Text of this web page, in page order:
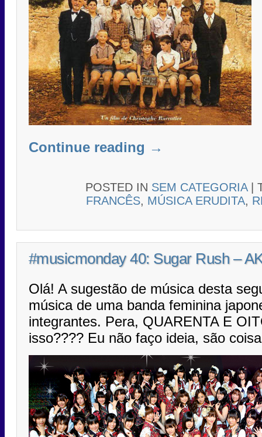
Continue reading →
POSTED IN SEM CATEGORIA
FRANCÊS, MÚSICA ERUDITA,
#musicmonday 40: Sugar Rush –
Olá! A sugestão de música desta
música de uma banda feminina
integrantes. Pera, QUARENTA E
isso???? Eu não faço ideia, são